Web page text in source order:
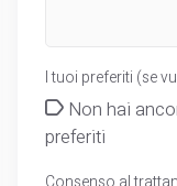
I tuoi preferiti (se
Non hai
preferiti